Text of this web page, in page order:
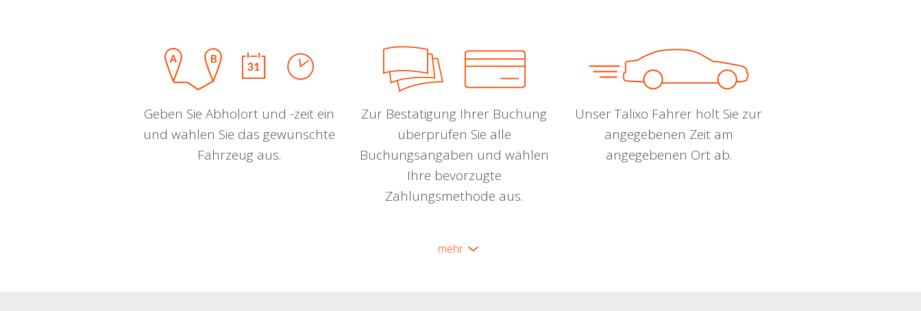
Geben Sie Abholort und -zeit ein
und wählen Sie das gewünschte
Fahrzeug aus.
Zur Bestätigung Ihrer Buchung
überprüfen Sie alle
Buchungsangaben und wählen
Ihre bevorzugte
Zahlungsmethode aus.
Unser Talixo Fahrer holt Sie zur
angegebenen Zeit am
angegebenen Ort ab.
mehr